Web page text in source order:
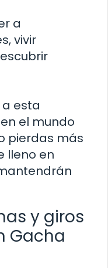
a
vivir
esta
el mundo
pierdas más
lleno en
y giros
Gacha